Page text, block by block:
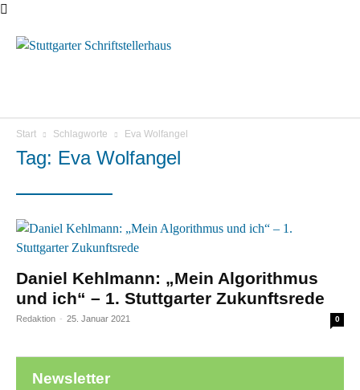
Start Schlagworte Eva Wolfangel
Tag: Eva Wolfangel
Daniel Kehlmann: „Mein Algorithmus
und ich“ – 1. Stuttgarter Zukunftsrede
Redaktion - 25. Januar 2021 0
Newsletter